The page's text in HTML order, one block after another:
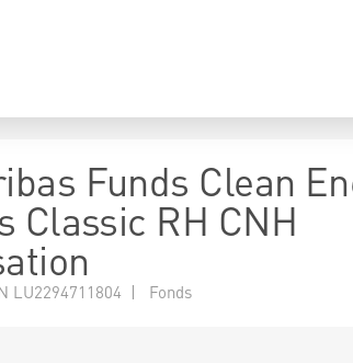
Funds Clean
Classic RH CNH
LU2294711804 | Fonds